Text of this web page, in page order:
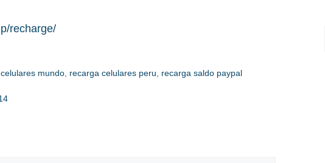
recharge/
mundo, recarga celulares peru, recarga saldo paypal